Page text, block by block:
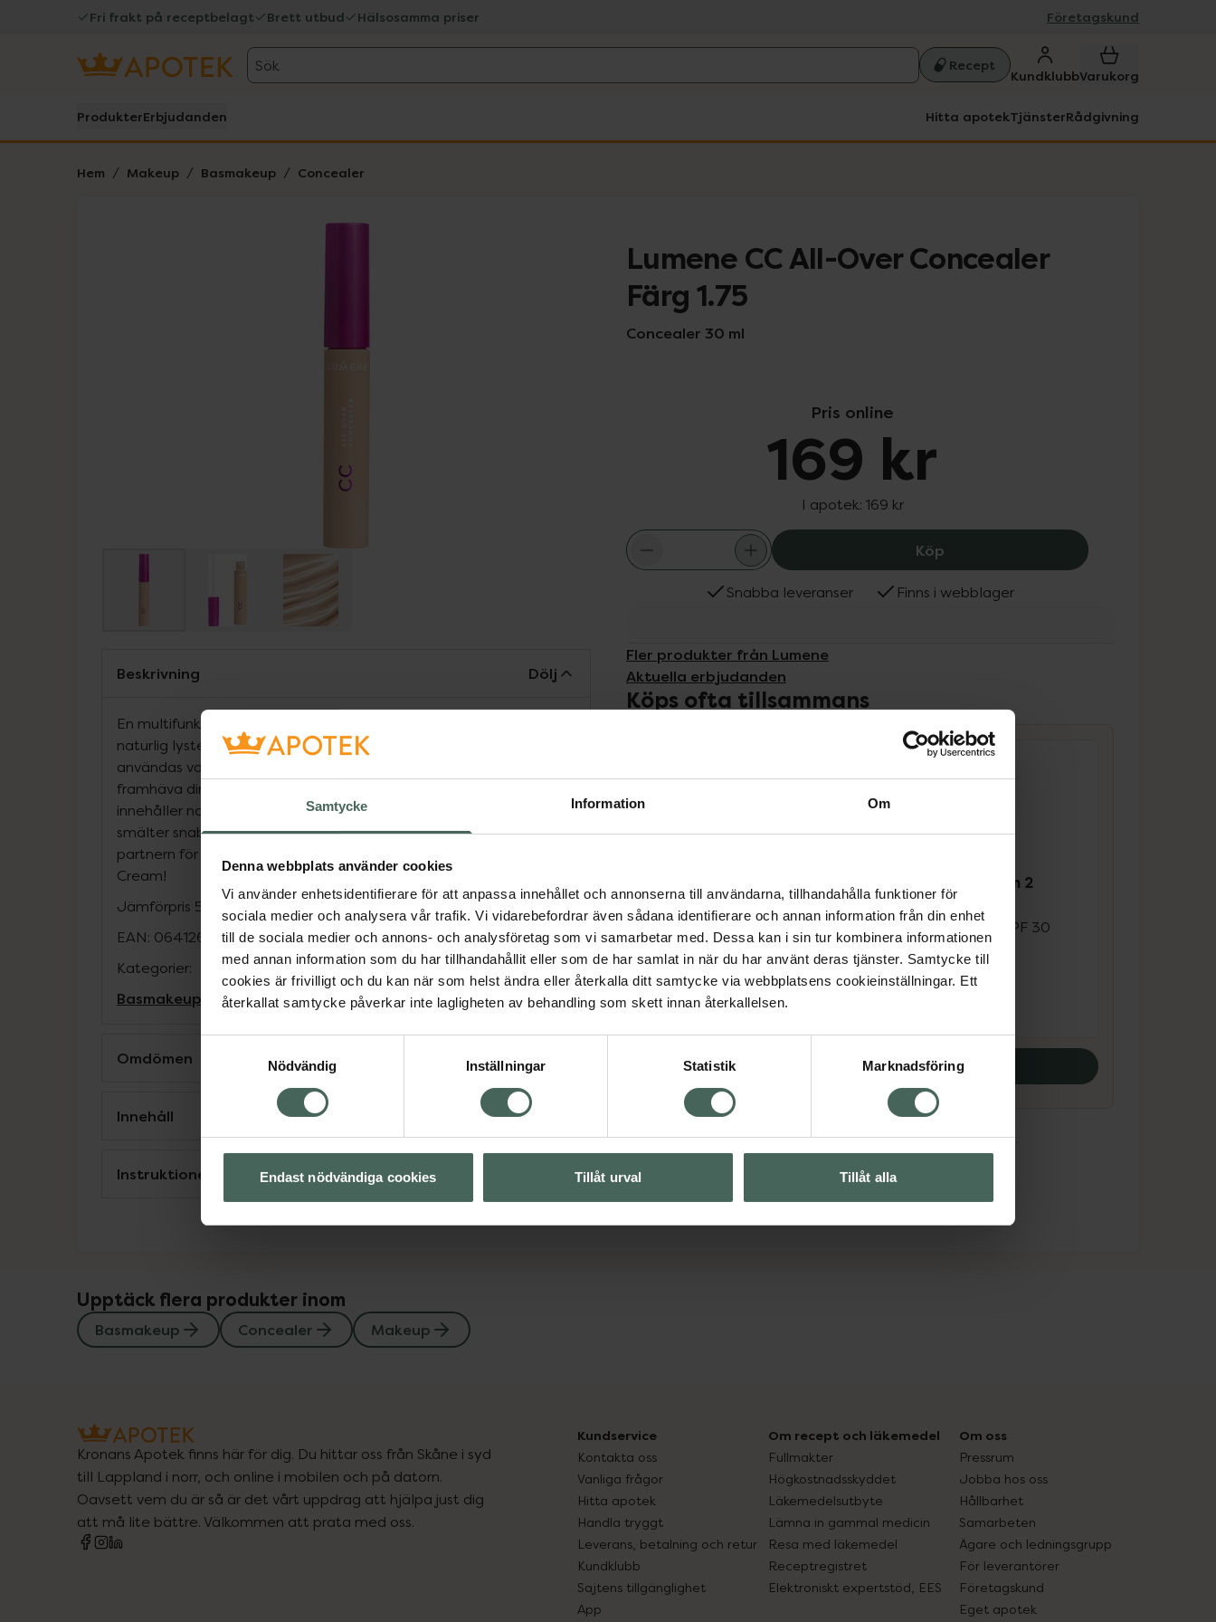
Samtycke Information Om
Denna webbplats använder cookies
Vi använder enhetsidentifierare för att anpassa innehållet och annonserna till användarna, tillhandahålla funktioner för
sociala medier och analysera vår trafik. Vi vidarebefordrar även sådana identifierare och annan information från din enhet
till de sociala medier och annons- och analysföretag som vi samarbetar med. Dessa kan i sin tur kombinera informationen
med annan information som du har tillhandahållit eller som de har samlat in när du har använt deras tjänster. Samtycke till
cookies är frivilligt och du kan när som helst ändra eller återkalla ditt samtycke via webbplatsens cookieinställningar. Ett
återkallat samtycke påverkar inte lagligheten av behandling som skett innan återkallelsen.
Nödvändig
Inställningar Statistik Marknadsföring
Endast nödvändiga cookies Tillåt urval Tillåt alla
Fri frakt på receptbelagt Brett utbud Hälsosamma priser Företagskund
Sök Recept
KundklubbVarukorg
ProdukterErbjudanden Hitta apotekTjänsterRådgivning
Hem Makeup Basmakeup Concealer
Lumene CC All-Over Concealer
Färg 1.75
Concealer 30 ml
Pris online
169 kr
I apotek: 169 kr
Köp Lumene CC All-Over Concealer Färg
Snabba leveranser Finns i webblager
Fler produkter från Lumene
Aktuella erbjudanden
Köps ofta tillsammans
Lumene CC All-Over
Concealer Färg 1.75
Concealer 30 ml
Pris online
169 kr
Lumene CC Cream 2
Medium SPF 20
Foundation med SPF 30
Pris online
353 kr Köp båda
Beskrivning Dölj
En multifunktionell concealer med en lätt formula för perfekt och
naturlig lystergivande finish. Denna medeltäckande concealer kan
användas var du än vill ha extra täckning, jämna ut din hudton eller
framhäva dina ansiktsdrag. Den hudälskande sammansättningen
innehåller nordiska lingon och djupt återfuktande hyaluronsyra som
smälter snabbt in i huden. Denna concealer är den perfekta
partnern för vår no1 foundation LUMENE CC Color Correcting
Cream!
Jämförpris 5,63 kr /ml
EAN: 06412600859584
Kategorier:
Basmakeup ConcealerMakeup
Omdömen
Innehåll Visa
Instruktioner
Upptäck flera produkter inom
Basmakeup Concealer Makeup
Kronans Apotek finns här för dig. Du hittar oss från Skåne i syd
till Lappland i norr, och online i mobilen och på datorn.
Oavsett vem du är så är det vårt uppdrag att hjälpa just dig
att må lite bättre. Välkommen att prata med oss.
Kundservice
Kontakta oss
Vanliga frågor
Hitta apotek
Handla tryggt
Leverans, betalning och retur
Kundklubb
Sajtens tillgänglighet
App
Om recept och läkemedel
Fullmakter
Högkostnadsskyddet
Läkemedelsutbyte
Lämna in gammal medicin
Resa med läkemedel
Receptregistret
Elektroniskt expertstöd, EES
Om oss
Pressrum
Jobba hos oss
Hållbarhet
Samarbeten
Ägare och ledningsgrupp
För leverantörer
Företagskund
Eget apotek